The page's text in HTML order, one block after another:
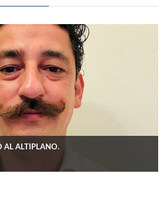
AL ALTIPLANO.